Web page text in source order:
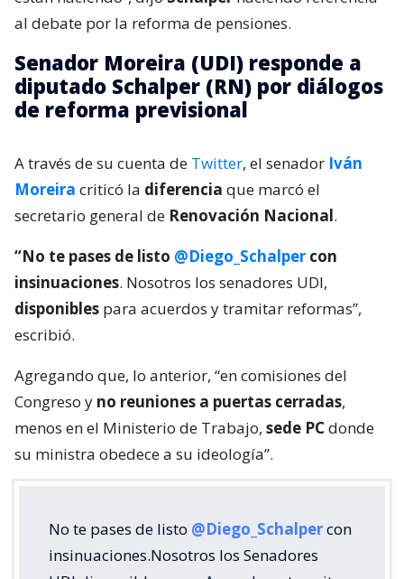
al debate por la reforma de pensiones.
Senador Moreira (UDI) responde a
diputado Schalper (RN) por diálogos
de reforma previsional
A través de su cuenta de Twitter, el senador Iván
Moreira criticó la diferencia que marcó el
secretario general de Renovación Nacional.
“No te pases de listo @Diego_Schalper con
insinuaciones. Nosotros los senadores UDI,
disponibles para acuerdos y tramitar reformas”,
escribió.
Agregando que, lo anterior, “en comisiones del
Congreso y no reuniones a puertas cerradas,
menos en el Ministerio de Trabajo, sede PCdonde
su ministra obedece a su ideología”.
No te pases de listo @Diego_Schalpercon
insinuaciones.Nosotros los Senadores